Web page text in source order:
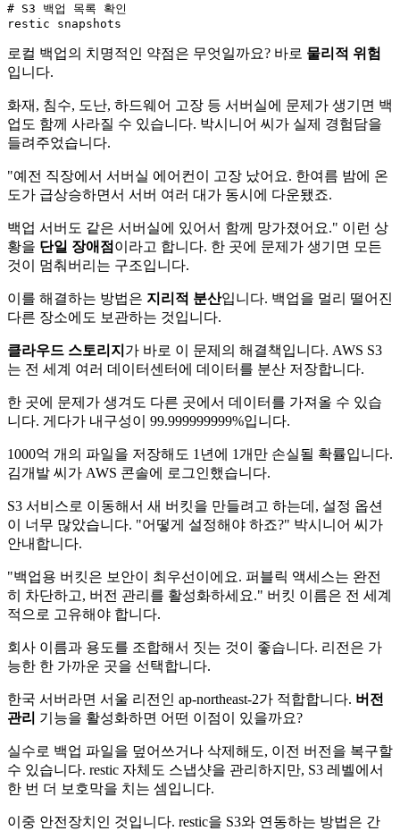
# S3 백업 목록 확인
로컬 백업의 치명적인 약점은 무엇일까요? 바로 물리적 위험
입니다.
화재, 침수, 도난, 하드웨어 고장 등 서버실에 문제가 생기면 백
업도 함께 사라질 수 있습니다. 박시니어 씨가 실제 경험담을
들려주었습니다.
"예전 직장에서 서버실 에어컨이 고장 났어요. 한여름 밤에 온
도가 급상승하면서 서버 여러 대가 동시에 다운됐죠.
백업 서버도 같은 서버실에 있어서 함께 망가졌어요." 이런 상
황을 단일 장애점 이라고 합니다. 한 곳에 문제가 생기면 모든
것이 멈춰버리는 구조입니다.
이를 해결하는 방법은 지리적 분산입니다. 백업을 멀리 떨어진
다른 장소에도 보관하는 것입니다.
클라우드 스토리지 가 바로 이 문제의 해결책입니다. AWS S3
는 전 세계 여러 데이터센터에 데이터를 분산 저장합니다.
한 곳에 문제가 생겨도 다른 곳에서 데이터를 가져올 수 있습
니다. 게다가 내구성이 99.999999999%입니다.
1000억 개의 파일을 저장해도 1년에 1개만 손실될 확률입니다.
김개발 씨가 AWS 콘솔에 로그인했습니다.
S3 서비스로 이동해서 새 버킷을 만들려고 하는데, 설정 옵션
이 너무 많았습니다. "어떻게 설정해야 하죠?" 박시니어 씨가
안내합니다.
"백업용 버킷은 보안이 최우선이에요. 퍼블릭 액세스는 완전
히 차단하고, 버전 관리를 활성화하세요." 버킷 이름은 전 세계
적으로 고유해야 합니다.
회사 이름과 용도를 조합해서 짓는 것이 좋습니다. 리전은 가
능한 한 가까운 곳을 선택합니다.
한국 서버라면 서울 리전인 ap-northeast-2가 적합합니다. 버전
관리 기능을 활성화하면 어떤 이점이 있을까요?
실수로 백업 파일을 덮어쓰거나 삭제해도, 이전 버전을 복구할
수 있습니다. restic 자체도 스냅샷을 관리하지만, S3 레벨에서
한 번 더 보호막을 치는 셈입니다.
이중 안전장치인 것입니다. restic을 S3와 연동하는 방법은 간